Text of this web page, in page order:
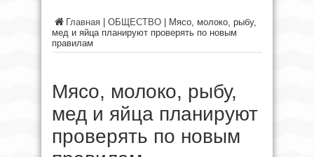
Главная ОБЩЕСТВО
Мясо, молоко, рыбу,
мед и яйца планируют проверять по новым
правилам
Мясо, молоко, рыбу,
мед и яйца планируют
проверять по новым